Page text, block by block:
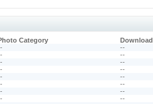
Category
Download
--
--
--
--
--
--
--
--